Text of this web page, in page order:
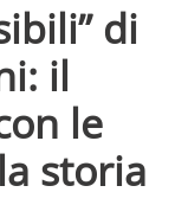
di
il
le
storia